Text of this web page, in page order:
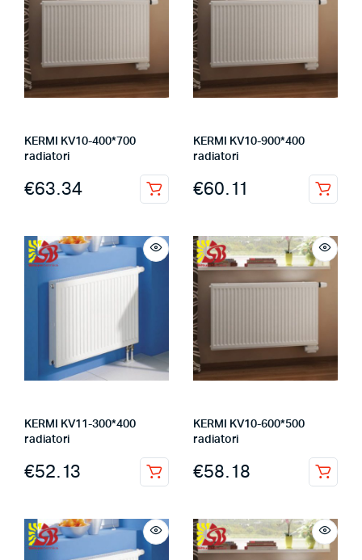
KERMI KV10-400*700
radiatori
€63.34
KERMI KV10-900*400
radiatori
€60.11
KERMI KV11-300*400
radiatori
€52.13
KERMI KV10-600*500
radiatori
€58.18